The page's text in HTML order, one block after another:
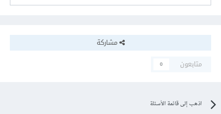
مشاركة
متابعون
0
اذهب إلى قائمة الأسئلة